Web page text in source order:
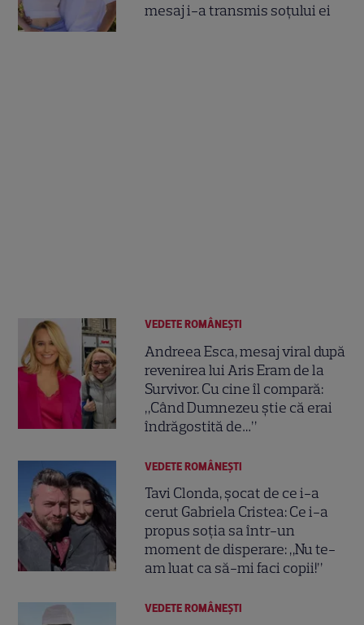
mesaj i-a transmis soțului ei
VEDETE ROMÂNEŞTI
Andreea Esca, mesaj viral după
revenirea lui Aris Eram de la
Survivor. Cu cine îl compară:
„Când Dumnezeu știe că erai
îndrăgostită de…”
VEDETE ROMÂNEŞTI
Tavi Clonda, șocat de ce i-a
cerut Gabriela Cristea: Ce i-a
propus soția sa într-un
moment de disperare: „Nu te-
am luat ca să-mi faci copii!”
VEDETE ROMÂNEŞTI